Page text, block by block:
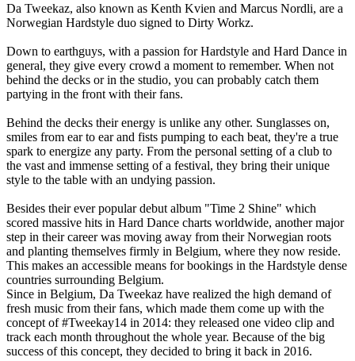
Da Tweekaz, also known as Kenth Kvien and Marcus Nordli, are a
Norwegian Hardstyle duo signed to Dirty Workz.
Down to earthguys, with a passion for Hardstyle and Hard Dance in
general, they give every crowd a moment to remember. When not
behind the decks or in the studio, you can probably catch them
partying in the front with their fans.
Behind the decks their energy is unlike any other. Sunglasses on,
smiles from ear to ear and fists pumping to each beat, they're a true
spark to energize any party. From the personal setting of a club to
the vast and immense setting of a festival, they bring their unique
style to the table with an undying passion.
Besides their ever popular debut album "Time 2 Shine" which
scored massive hits in Hard Dance charts worldwide, another major
step in their career was moving away from their Norwegian roots
and planting themselves firmly in Belgium, where they now reside.
This makes an accessible means for bookings in the Hardstyle dense
countries surrounding Belgium.
Since in Belgium, Da Tweekaz have realized the high demand of
fresh music from their fans, which made them come up with the
concept of #Tweekay14 in 2014: they released one video clip and
track each month throughout the whole year. Because of the big
success of this concept, they decided to bring it back in 2016.